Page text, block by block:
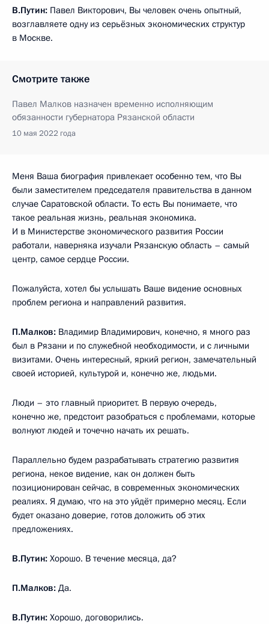
В.Путин: Павел Викторович, Вы человек очень опытный,
возглавляете одну из серьёзных экономических структур
в Москве.
Смотрите также
Павел Малков назначен временно исполняющим
обязанности губернатора Рязанской области
10 мая 2022 года
Меня Ваша биография привлекает особенно тем, что Вы
были заместителем председателя правительства в данном
случае Саратовской области. То есть Вы понимаете, что
такое реальная жизнь, реальная экономика.
И в Министерстве экономического развития России
работали, наверняка изучали Рязанскую область – самый
центр, самое сердце России.
Пожалуйста, хотел бы услышать Ваше видение основных
проблем региона и направлений развития.
П.Малков: Владимир Владимирович, конечно, я много раз
был в Рязани и по служебной необходимости, и с личными
визитами. Очень интересный, яркий регион, замечательный
своей историей, культурой и, конечно же, людьми.
Люди – это главный приоритет. В первую очередь,
конечно же, предстоит разобраться с проблемами, которые
волнуют людей и точечно начать их решать.
Параллельно будем разрабатывать стратегию развития
региона, некое видение, как он должен быть
позиционирован сейчас, в современных экономических
реалиях. Я думаю, что на это уйдёт примерно месяц. Если
будет оказано доверие, готов доложить об этих
предложениях.
В.Путин: Хорошо. В течение месяца, да?
П.Малков: Да.
В.Путин: Хорошо, договорились.